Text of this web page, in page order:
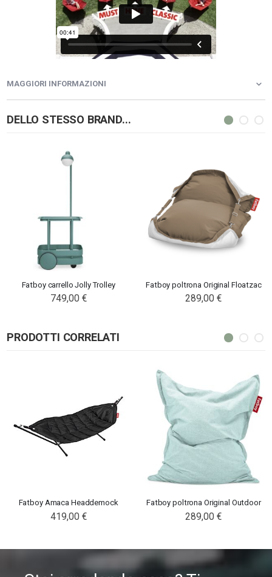
MAGGIORI INFORMAZIONI
DELLO STESSO BRAND...
Fatboy carrello Jolly Trolley
749,00 €
Fatboy poltrona Original Floatzac
289,00 €
PRODOTTI CORRELATI
Fatboy Amaca Headdemock
419,00 €
Fatboy poltrona Original Outdoor
289,00 €